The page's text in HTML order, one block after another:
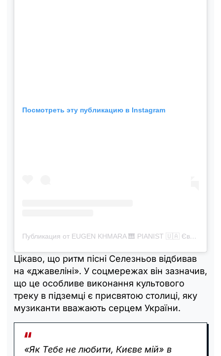
Посмотреть эту публикацию в Instagram
Публикация от EUGEN KHMARA 🎹 PIANIST 🇺🇦 Євген Хмара (@evgenykhmara)
Цікаво, що ритм пісні Селезньов відбивав
на «джавеліні». У соцмережах він зазначив,
що це особливе виконання культового
треку в підземці є присвятою столиці, яку
музиканти вважають серцем України.
«Як Тебе не любити, Києве мій» в